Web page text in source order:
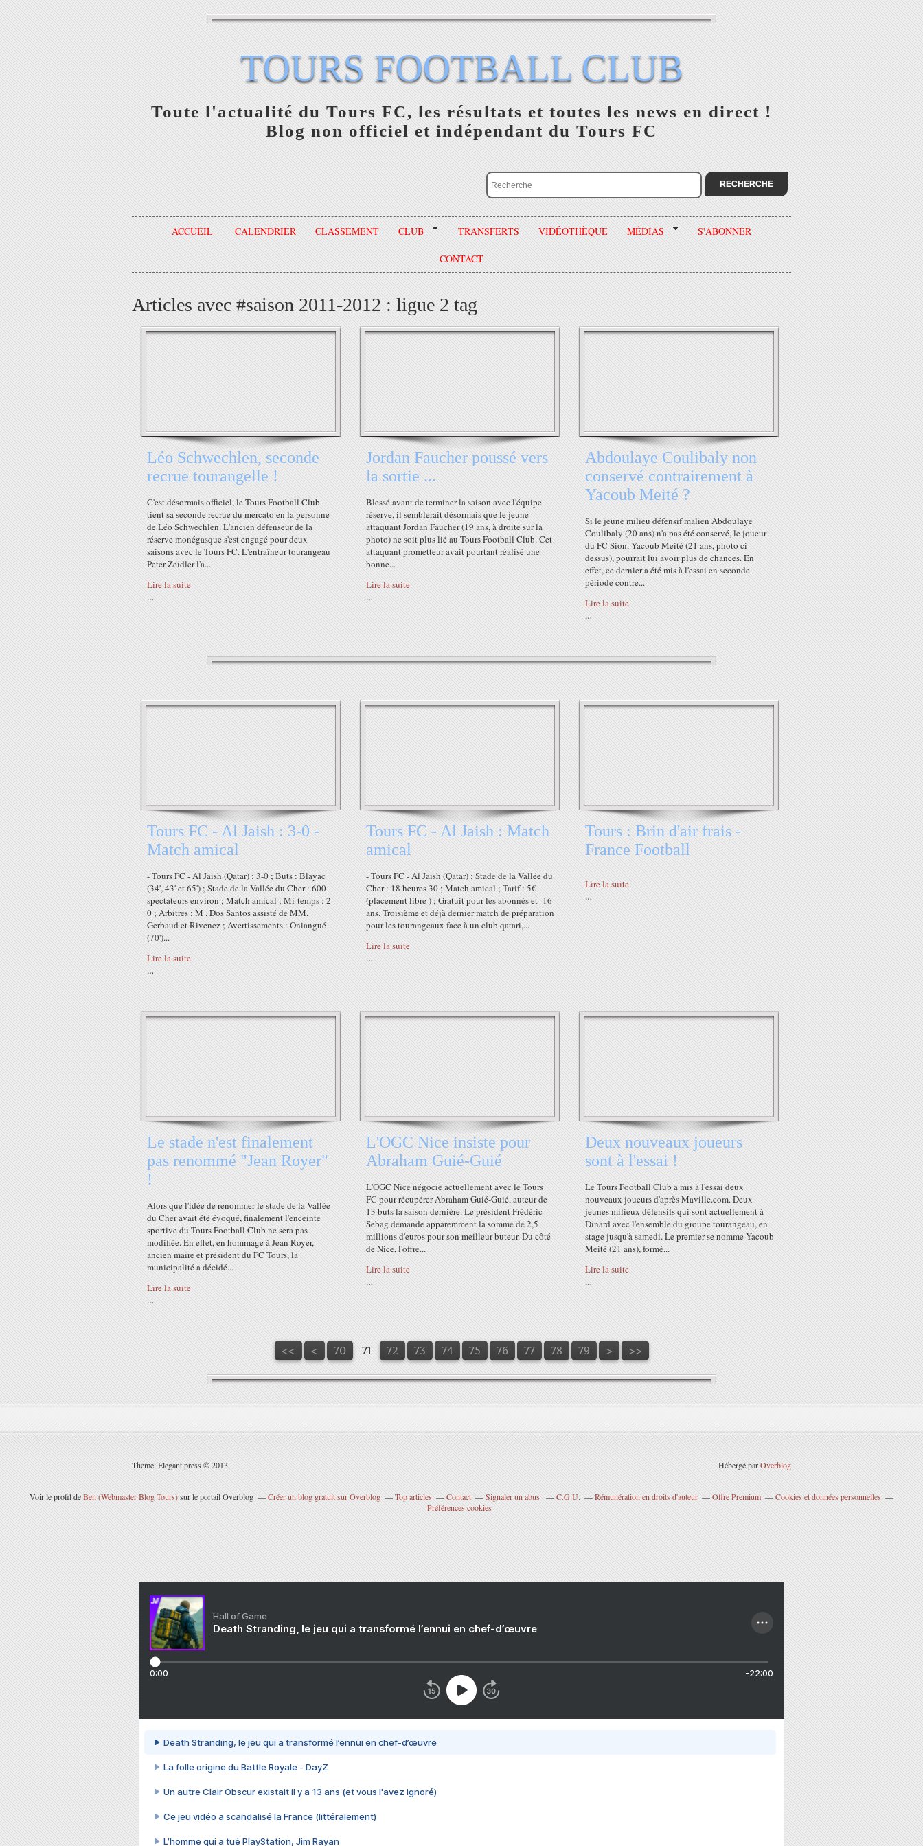
TOURS FOOTBALL CLUB
Toute l'actualité du Tours FC, les résultats et toutes les news en direct !
Blog non officiel et indépendant du Tours FC
ACCUEIL CALENDRIER CLASSEMENT CLUB TRANSFERTS VIDÉOTHÈQUE MÉDIAS S'ABONNER
CONTACT
Articles avec #saison 2011-2012 : ligue 2 tag
Léo Schwechlen, seconde
recrue tourangelle !
C'est désormais officiel, le Tours Football Club
tient sa seconde recrue du mercato en la personne
de Léo Schwechlen. L'ancien défenseur de la
réserve monégasque s'est engagé pour deux
saisons avec le Tours FC. L'entraîneur tourangeau
Peter Zeidler l'a...
Lire la suite
…
Jordan Faucher poussé vers
la sortie ...
Blessé avant de terminer la saison avec l'équipe
réserve, il semblerait désormais que le jeune
attaquant Jordan Faucher (19 ans, à droite sur la
photo) ne soit plus lié au Tours Football Club. Cet
attaquant prometteur avait pourtant réalisé une
bonne...
Lire la suite
…
Abdoulaye Coulibaly non
conservé contrairement à
Yacoub Meité ?
Si le jeune milieu défensif malien Abdoulaye
Coulibaly (20 ans) n'a pas été conservé, le joueur
du FC Sion, Yacoub Meité (21 ans, photo ci-
dessus), pourrait lui avoir plus de chances. En
effet, ce dernier a été mis à l'essai en seconde
période contre...
Lire la suite
…
Tours FC - Al Jaish : 3-0 -
Match amical
- Tours FC - Al Jaish (Qatar) : 3-0 ; Buts : Blayac
(34', 43' et 65') ; Stade de la Vallée du Cher : 600
spectateurs environ ; Match amical ; Mi-temps : 2-
0 ; Arbitres : M . Dos Santos assisté de MM.
Gerbaud et Rivenez ; Avertissements : Oniangué
(70')...
Lire la suite
…
Tours FC - Al Jaish : Match
amical
- Tours FC - Al Jaish (Qatar) ; Stade de la Vallée du
Cher : 18 heures 30 ; Match amical ; Tarif : 5€
(placement libre ) ; Gratuit pour les abonnés et -16
ans. Troisième et déjà dernier match de préparation
pour les tourangeaux face à un club qatari,...
Lire la suite
…
Tours : Brin d'air frais -
France Football
Lire la suite
…
Le stade n'est finalement
pas renommé "Jean Royer"
!
Alors que l'idée de renommer le stade de la Vallée
du Cher avait été évoqué, finalement l'enceinte
sportive du Tours Football Club ne sera pas
modifiée. En effet, en hommage à Jean Royer,
ancien maire et président du FC Tours, la
municipalité a décidé...
Lire la suite
…
L'OGC Nice insiste pour
Abraham Guié-Guié
L'OGC Nice négocie actuellement avec le Tours
FC pour récupérer Abraham Guié-Guié, auteur de
13 buts la saison dernière. Le président Frédéric
Sebag demande apparemment la somme de 2,5
millions d'euros pour son meilleur buteur. Du côté
de Nice, l'offre...
Lire la suite
…
Deux nouveaux joueurs
sont à l'essai !
Le Tours Football Club a mis à l'essai deux
nouveaux joueurs d'après Maville.com. Deux
jeunes milieux défensifs qui sont actuellement à
Dinard avec l'ensemble du groupe tourangeau, en
stage jusqu'à samedi. Le premier se nomme Yacoub
Meité (21 ans), formé...
Lire la suite
…
<< < 10
20
30
40
50
60
70 71 72 73 74 75 76 77 78 79 > >>
Theme: Elegant press © 2013 Hébergé parOverblog
Voir le profil deBen (Webmaster Blog Tours)sur le portail Overblog Créer un blog gratuit sur Overblog Top articles Contact Signaler un abus C.G.U. Rémunération en droits d'auteur Offre Premium
Cookies et données personnelles
Préférences cookies
Hall of Game
Death Stranding, le jeu qui a transformé l’ennui en chef-d’œuvre
0:00 -22:00
Death Stranding, le jeu qui a transformé l’ennui en chef-d’œuvre
La folle origine du Battle Royale - DayZ
Un autre Clair Obscur existait il y a 13 ans (et vous l'avez ignoré)
Ce jeu vidéo a scandalisé la France (littéralement)
L’homme qui a tué PlayStation, Jim Rayan